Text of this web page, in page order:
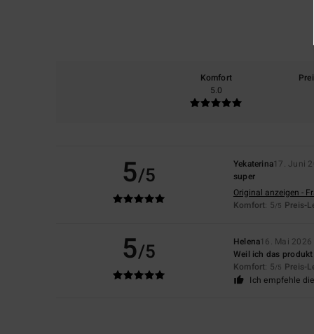
Komfort
5.0
5/5 Yekaterina17. Juni
super
Original anzeigen -
Komfort: 5/5 Preis-
5/5 Helena16. Mai 2026
Weil ich das produkt
Komfort: 5/5 Preis-
Ich empfehle